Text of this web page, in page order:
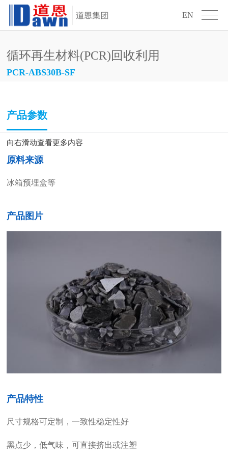
EN
循环再生材料(PCR)回收利用
PCR-ABS30B-SF
产品参数
向右滑动查看更多内容
原料来源
冰箱预埋盒等
产品图片
产品特性
尺寸规格可定制，一致性稳定性好
黑点少，低气味，可直接挤出或注塑